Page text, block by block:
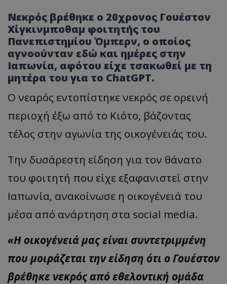
Νεκρός βρέθηκε ο 20χρονος Γουέστον
Χίγκινμποθαμ φοιτητής του
Πανεπιστημίου Όμπερν, ο οποίος
αγνοούνταν εδώ και ημέρες στην
Ιαπωνία, αφότου είχε τσακωθεί με τη
μητέρα του για το ChatGPT.
Ο νεαρός εντοπίστηκε νεκρός σε ορεινή
περιοχή έξω από το Κιότο, βάζοντας
τέλος στην αγωνία της οικογένειάς του.
Την δυσάρεστη είδηση για τον θάνατο
του φοιτητή που είχε εξαφανιστεί στην
Ιαπωνία, ανακοίνωσε η οικογένειά του
μέσα από ανάρτηση στα social media.
«Η οικογένειά μας είναι συντετριμμένη
που μοιράζεται την είδηση ότι ο Γουέστον
βρέθηκε νεκρός από εθελοντική ομάδα